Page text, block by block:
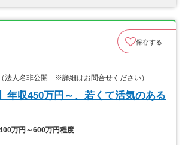
保存する
法人名非公開 ※詳細はお問合せください）
年収450万円～、若くて活気のある
400万円～600万円程度